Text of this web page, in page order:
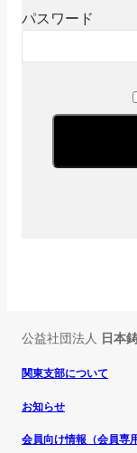
パスワード
公益社団法人 日本
関東支部について
お知らせ
会員向け情報（会員専用